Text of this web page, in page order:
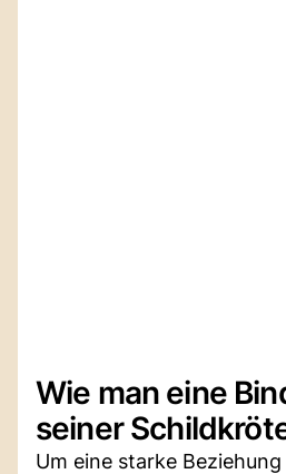
Wie man eine
seiner
Um eine starke